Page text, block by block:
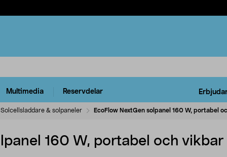
Multimedia Reservdelar
Solcellsladdare & solpaneler EcoFlow NextGen solpanel 160 W, portabel
160 W, portabel och vikbar